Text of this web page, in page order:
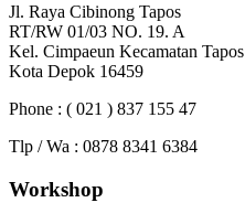
Jl. Raya Cibinong Tapos
RT/RW 01/03 NO. 19. A
Kel. Cimpaeun Kecamatan Tapos
Kota Depok 16459
Phone : ( 021 ) 837 155 47
Tlp / Wa : 0878 8341 6384
Workshop